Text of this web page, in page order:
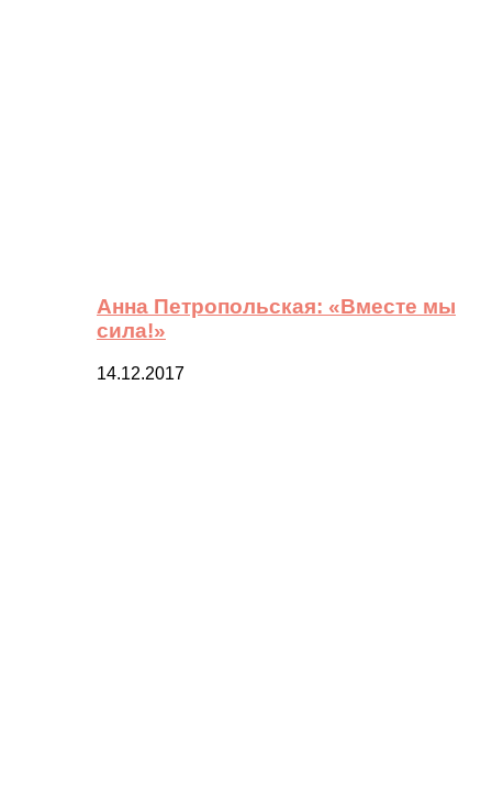
Анна Петропольская: «Вместе мы
сила!»
14.12.2017